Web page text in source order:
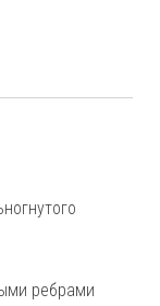
ребрами